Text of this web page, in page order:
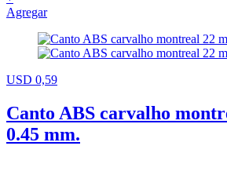
Agregar
USD 0,59
Canto ABS carvalho
0.45 mm.